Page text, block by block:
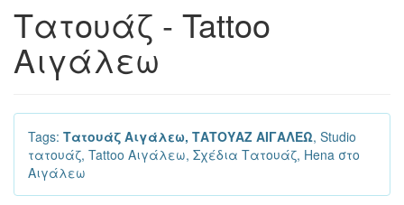
Τατουάζ - Tattoo
Αιγάλεω
Tags: Τατουάζ Αιγάλεω, ΤΑΤΟΥΑΖ ΑΙΓΑΛΕΩ, Studio
τατουάζ, Tattoo Αιγάλεω, Σχέδια Τατουάζ, Hena στο
Αιγάλεω